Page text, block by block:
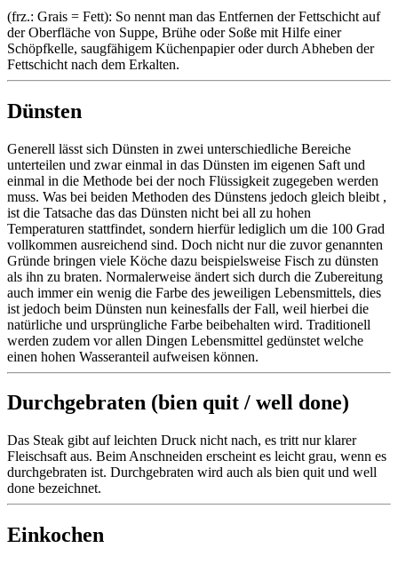
(frz.: Grais = Fett): So nennt man das Entfernen der Fettschicht auf
der Oberfläche von Suppe, Brühe oder Soße mit Hilfe einer
Schöpfkelle, saugfähigem Küchenpapier oder durch Abheben der
Fettschicht nach dem Erkalten.
Dünsten
Generell lässt sich Dünsten in zwei unterschiedliche Bereiche
unterteilen und zwar einmal in das Dünsten im eigenen Saft und
einmal in die Methode bei der noch Flüssigkeit zugegeben werden
muss. Was bei beiden Methoden des Dünstens jedoch gleich bleibt ,
ist die Tatsache das das Dünsten nicht bei all zu hohen
Temperaturen stattfindet, sondern hierfür lediglich um die 100 Grad
vollkommen ausreichend sind. Doch nicht nur die zuvor genannten
Gründe bringen viele Köche dazu beispielsweise Fisch zu dünsten
als ihn zu braten. Normalerweise ändert sich durch die Zubereitung
auch immer ein wenig die Farbe des jeweiligen Lebensmittels, dies
ist jedoch beim Dünsten nun keinesfalls der Fall, weil hierbei die
natürliche und ursprüngliche Farbe beibehalten wird. Traditionell
werden zudem vor allen Dingen Lebensmittel gedünstet welche
einen hohen Wasseranteil aufweisen können.
Durchgebraten (bien quit / well done)
Das Steak gibt auf leichten Druck nicht nach, es tritt nur klarer
Fleischsaft aus. Beim Anschneiden erscheint es leicht grau, wenn es
durchgebraten ist. Durchgebraten wird auch als bien quit und well
done bezeichnet.
Einkochen